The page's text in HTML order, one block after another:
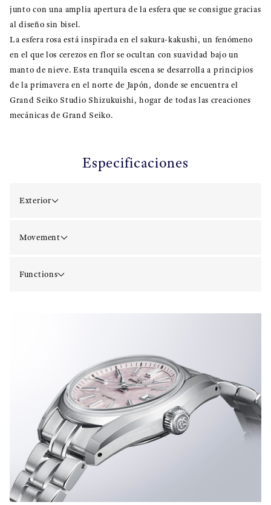
junto con una amplia apertura de la esfera que se consigue gracias
al diseño sin bisel.
La esfera rosa está inspirada en el sakura-kakushi, un fenómeno
en el que los cerezos en flor se ocultan con suavidad bajo un
manto de nieve. Esta tranquila escena se desarrolla a principios
de la primavera en el norte de Japón, donde se encuentra el
Grand Seiko Studio Shizukuishi, hogar de todas las creaciones
mecánicas de Grand Seiko.
Especificaciones
Exterior
Movement
Functions